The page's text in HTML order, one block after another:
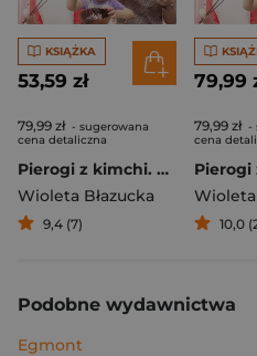
KSIĄŻKA
53,59 zł
79,99 zł - sugerowana
cena detaliczna
Pierogi z kimchi. Moje ulubione azjatyckie przepisy
Wioleta Błazucka
9,4 (7)
79,99
79,99 zł -
cena
Wioleta
10,0
Podobne wydawnictwa
Egmont